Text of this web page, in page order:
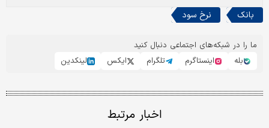
بانک نرخ سود
ما را در شبکه‌های اجتماعی دنبال کنید
بله
اینستاگرم تلگرام ایکس لینکدین
اخبار مرتبط